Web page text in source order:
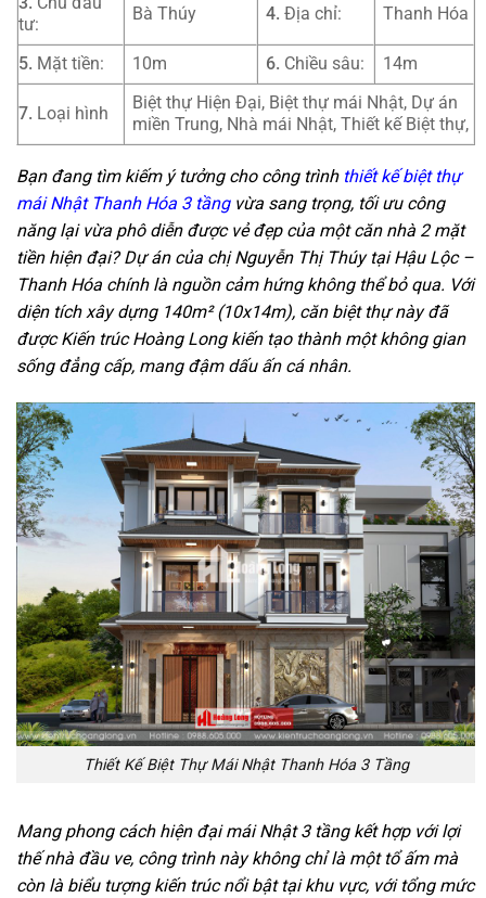
tư:
Bà Thúy 4. Địa chỉ: Thanh Hóa
5. Mặt tiền: 10m 6. Chiều sâu: 14m
7. Loại hình
Biệt thự Hiện Đại, Biệt thự mái Nhật, Dự án
miền Trung, Nhà mái Nhật, Thiết kế Biệt thự,
Bạn đang tìm kiếm ý tưởng cho công trình thiết kế biệt thự
mái Nhật Thanh Hóa 3 tầngvừa sang trọng, tối ưu công
năng lại vừa phô diễn được vẻ đẹp của một căn nhà 2 mặt
tiền hiện đại? Dự án của chị Nguyễn Thị Thúy tại Hậu Lộc –
Thanh Hóa chính là nguồn cảm hứng không thể bỏ qua. Với
diện tích xây dựng 140m² (10x14m), căn biệt thự này đã
được Kiến trúc Hoàng Long kiến tạo thành một không gian
sống đẳng cấp, mang đậm dấu ấn cá nhân.
Thiết Kế Biệt Thự Mái Nhật Thanh Hóa 3 Tầng
Mang phong cách hiện đại mái Nhật 3 tầng kết hợp với lợi
thế nhà đầu ve, công trình này không chỉ là một tổ ấm mà
còn là biểu tượng kiến trúc nổi bật tại khu vực, với tổng mức